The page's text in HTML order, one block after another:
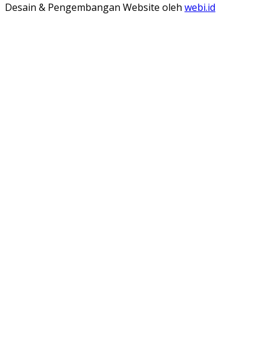
Desain & Pengembangan Website oleh webi.id